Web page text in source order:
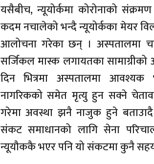
यसैबीच, न्यूयोर्कमा कोरोनाको
कदम नचालेको भन्दै न्यूयोर्कका मेयर विल
आलोचना गरेका छन् । अस्पतालमा
सर्जिकल मास्क लगायतका
दिन भित्रमा अस्पतालमा आवश्यक
नागरिकको समेत मृत्यु हुन सक्ने
गरेमा अवस्था झनै नाजुक हुने
संकट समाधानको लागि सेना
न्यूयौककै भएर पनि यो संकटमा कुनै